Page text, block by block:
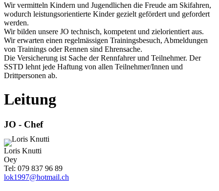
Wir vermitteln Kindern und Jugendlichen die Freude am Skifahren,
wodurch leistungsorientierte Kinder gezielt gefördert und gefordert
werden.
Wir bilden unsere JO technisch, kompetent und zielorientiert aus.
Wir erwarten einen regelmässigen Trainingsbesuch, Abmeldungen
von Trainings oder Rennen sind Ehrensache.
Die Versicherung ist Sache der Rennfahrer und Teilnehmer. Der
SSTD lehnt jede Haftung von allen Teilnehmer/Innen und
Drittpersonen ab.
Leitung
JO - Chef
Loris Knutti
Oey
Tel: 079 837 96 89
lok1997@hotmail.ch